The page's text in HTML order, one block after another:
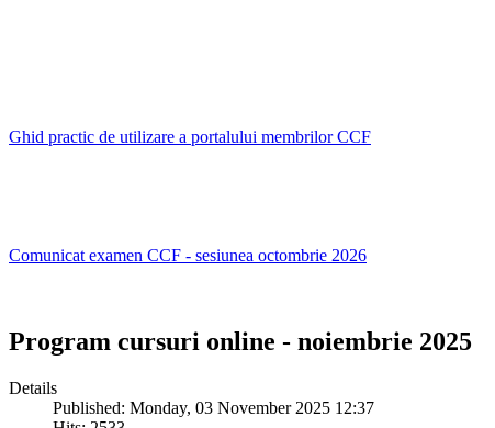
Ghid practic de utilizare a portalului membrilor CCF
Comunicat examen CCF - sesiunea octombrie 2026
Program cursuri online - noiembrie 2025
Details
Published: Monday, 03 November 2025 12:37